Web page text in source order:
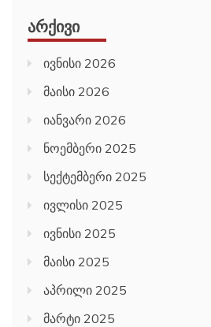
ᲐᲠᲥᲘᲕᲘ
ივნისი 2026
მაისი 2026
იანვარი 2026
ნოემბერი 2025
სექტემბერი 2025
ივლისი 2025
ივნისი 2025
მაისი 2025
აპრილი 2025
მარტი 2025